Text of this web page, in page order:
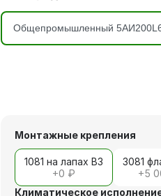
Монтажные крепления
1081 на лапах В3
+0 ₽
3081
+5
Климатическое